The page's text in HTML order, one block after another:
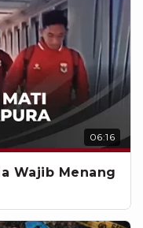
06:16
Wajib Menang